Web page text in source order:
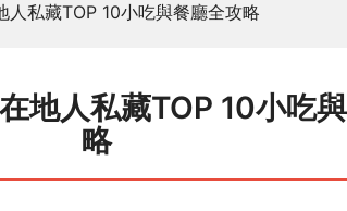
人私藏TOP 10小吃與餐廳全攻略
地人私藏TOP 10小吃
略